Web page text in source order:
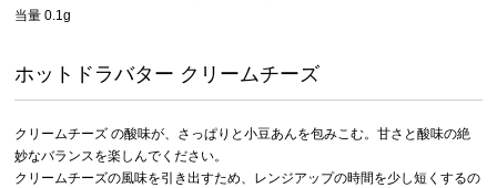
当量 0.1g
ホットドラバター クリームチーズ
クリームチーズ の酸味が、さっぱりと小豆あんを包みこむ。甘さと酸味の絶
妙なバランスを楽しんでください。
クリームチーズの風味を引き出すため、レンジアップの時間を少し短くするの